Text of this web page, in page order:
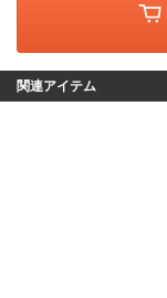
関連アイテム